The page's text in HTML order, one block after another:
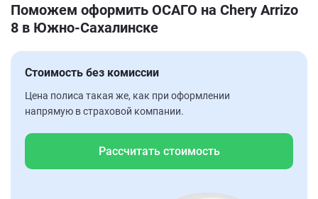
Поможем оформить ОСАГО на Chery Arrizo
8 в Южно-Сахалинске
Стоимость без комиссии
Цена полиса такая же, как при оформлении
напрямую в страховой компании.
Рассчитать стоимость